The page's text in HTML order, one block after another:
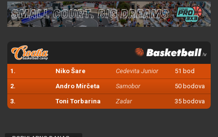
1. Niko Šare Cedevita Junior 51 bod
2. Andro Mirčeta Samobor 50 bodova
3. Toni Torbarina Zadar 35 bodova